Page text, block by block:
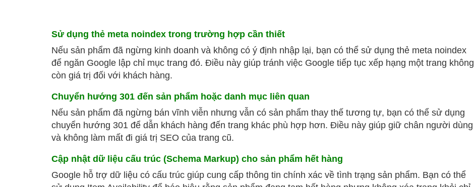
Sử dụng thẻ meta noindex trong trường hợp cần thiết
Nếu sản phẩm đã ngừng kinh doanh và không có ý định nhập lại, bạn có thể sử dụng thẻ meta noindex
để ngăn Google lập chỉ mục trang đó. Điều này giúp tránh việc Google tiếp tục xếp hạng một trang không
còn giá trị đối với khách hàng.
Chuyển hướng 301 đến sản phẩm hoặc danh mục liên quan
Nếu sản phẩm đã ngừng bán vĩnh viễn nhưng vẫn có sản phẩm thay thế tương tự, bạn có thể sử dụng
chuyển hướng 301 để dẫn khách hàng đến trang khác phù hợp hơn. Điều này giúp giữ chân người dùng
và không làm mất đi giá trị SEO của trang cũ.
Cập nhật dữ liệu cấu trúc (Schema Markup) cho sản phẩm hết hàng
Google hỗ trợ dữ liệu có cấu trúc giúp cung cấp thông tin chính xác về tình trạng sản phẩm. Bạn có thể